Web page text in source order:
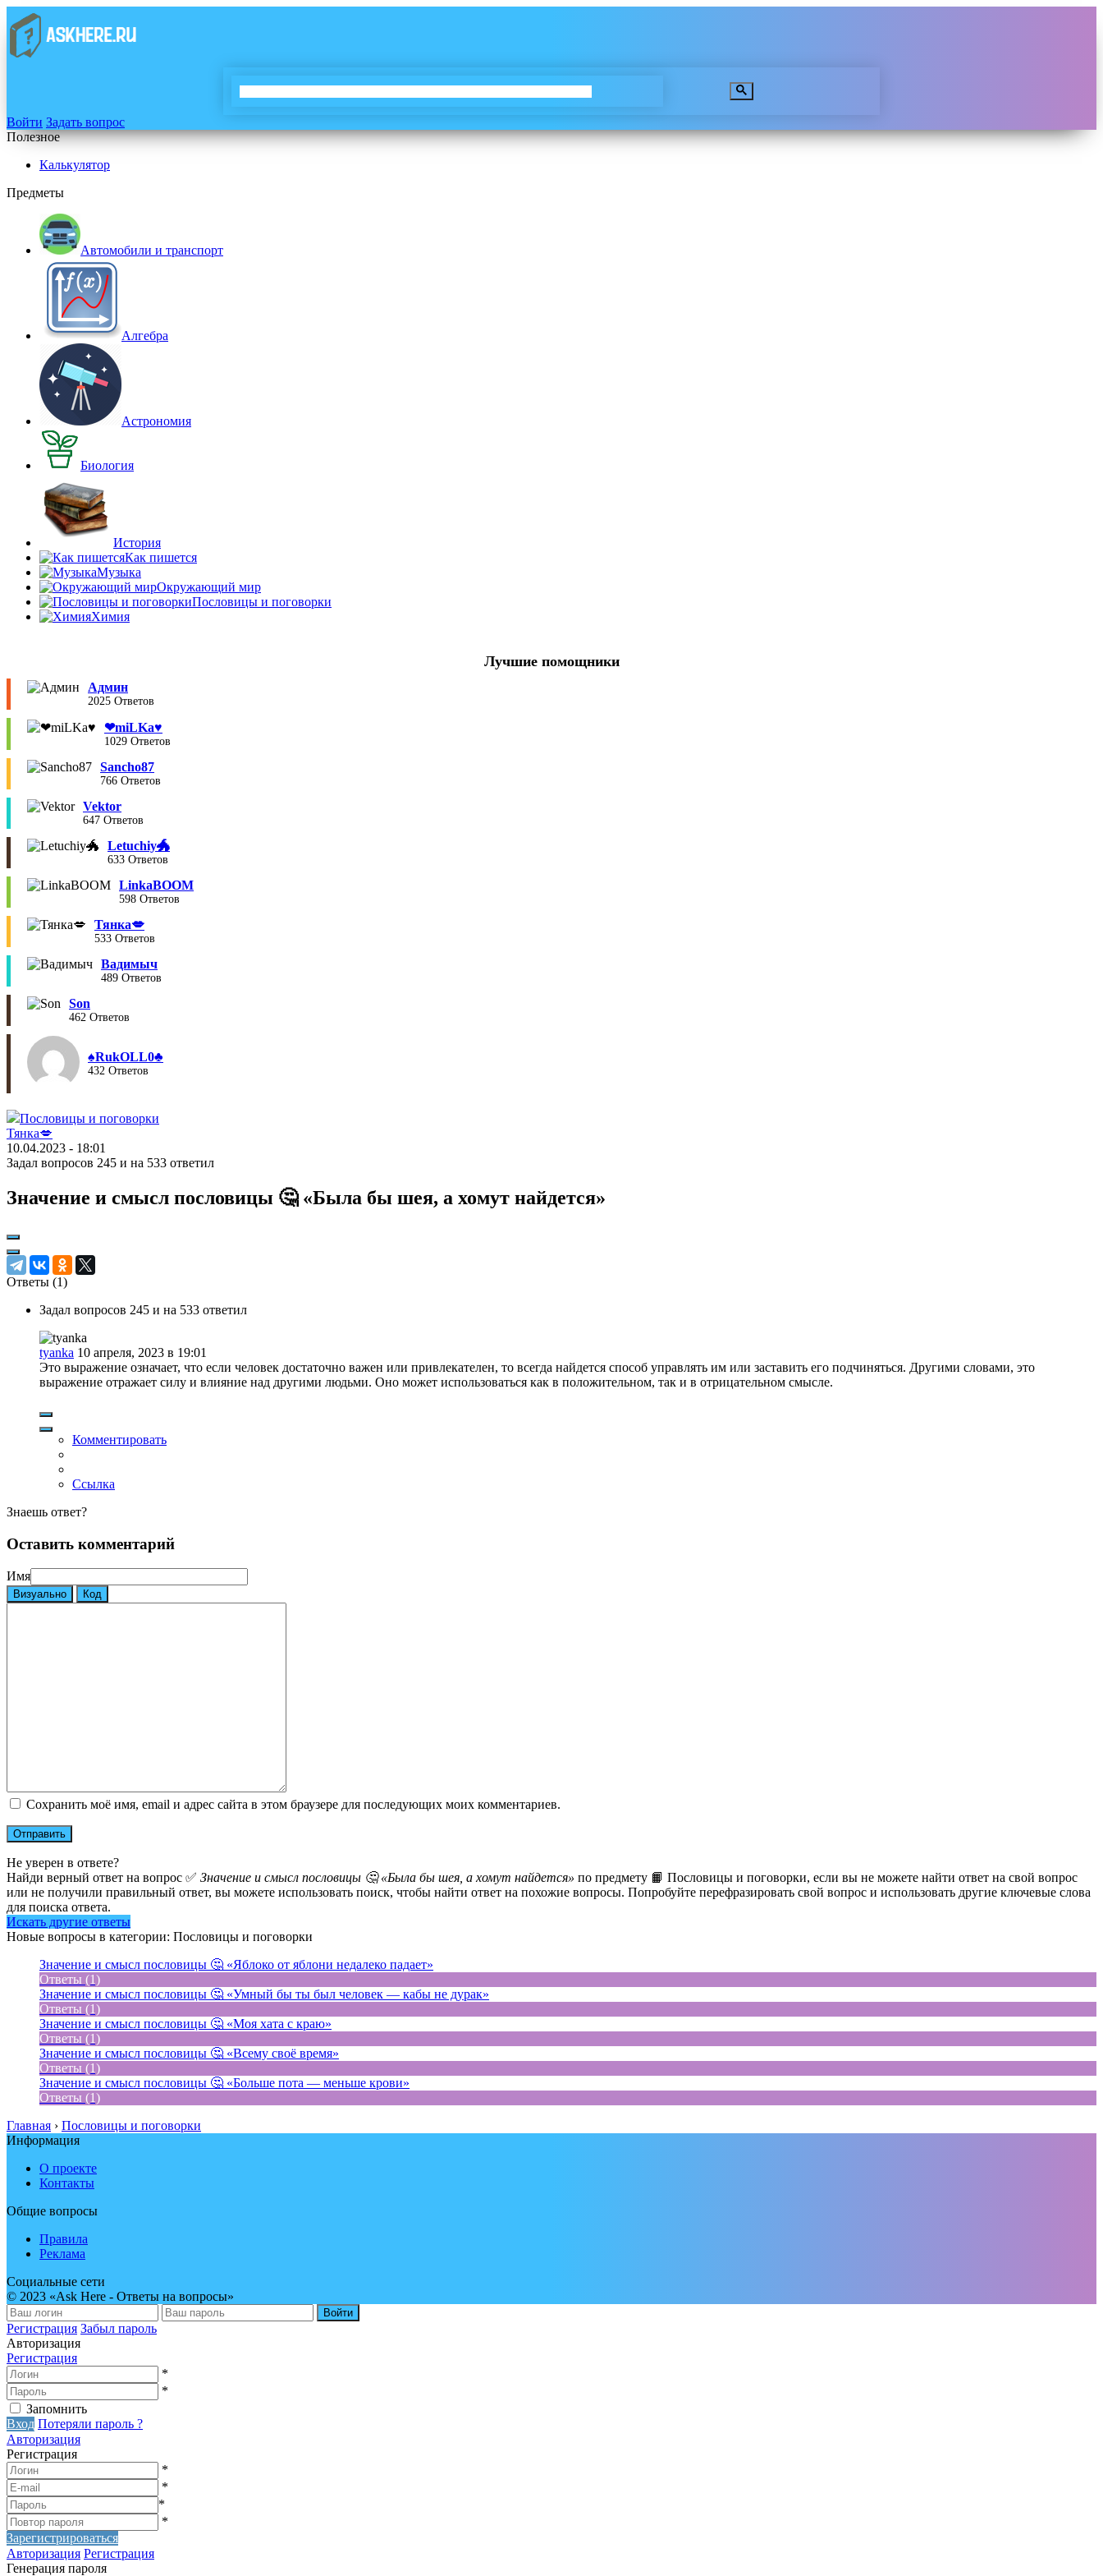
Войти Задать вопрос
Полезное
Калькулятор
Предметы
Автомобили и транспорт
Алгебра
Астрономия
Биология
История
Как пишется
Музыка
Окружающий мир
Пословицы и поговорки
Химия
Лучшие помощники
Админ
2025 Ответов
❤︎miLKa♥︎
1029 Ответов
Sancho87
766 Ответов
Vektor
647 Ответов
Letuchiy🐲
633 Ответов
LinkaBOOM
598 Ответов
Тянка💋
533 Ответов
Вадимыч
489 Ответов
Son
462 Ответов
♠︎RukOLL0♣︎
432 Ответов
Пословицы и поговорки
Тянка💋
10.04.2023 - 18:01
Задал вопросов 245 и на 533 ответил
Значение и смысл пословицы 🤔 «Была бы шея, а хомут найдется»
Ответы (1)
Задал вопросов 245 и на 533 ответил
tyanka 10 апреля, 2023 в 19:01
Это выражение означает, что если человек достаточно важен или привлекателен, то всегда найдется способ управлять им или заставить его подчиняться. Другими словами, это
выражение отражает силу и влияние над другими людьми. Оно может использоваться как в положительном, так и в отрицательном смысле.
Комментировать
Ссылка
Знаешь ответ?
Оставить комментарий
Имя
Визуально Код
Сохранить моё имя, email и адрес сайта в этом браузере для последующих моих комментариев.
Не уверен в ответе?
Найди верный ответ на вопрос ✅ Значение и смысл пословицы 🤔 «Была бы шея, а хомут найдется» по предмету 📙 Пословицы и поговорки, если вы не можете найти ответ на свой вопрос
или не получили правильный ответ, вы можете использовать поиск, чтобы найти ответ на похожие вопросы. Попробуйте перефразировать свой вопрос и использовать другие ключевые слова
для поиска ответа.
Искать другие ответы
Новые вопросы в категории: Пословицы и поговорки
Значение и смысл пословицы 🤔 «Яблоко от яблони недалеко падает»
Ответы (1)
Значение и смысл пословицы 🤔 «Умный бы ты был человек — кабы не дурак»
Ответы (1)
Значение и смысл пословицы 🤔 «Моя хата с краю»
Ответы (1)
Значение и смысл пословицы 🤔 «Всему своё время»
Ответы (1)
Значение и смысл пословицы 🤔 «Больше пота — меньше крови»
Ответы (1)
Главная › Пословицы и поговорки
Информация
О проекте
Контакты
Общие вопросы
Правила
Реклама
Социальные сети
© 2023 «Ask Here - Ответы на вопросы»
Войти
Регистрация Забыл пароль
Авторизация
Регистрация
*
*
Запомнить
Вход Потеряли пароль ?
Авторизация
Регистрация
*
*
*
*
Зарегистрироваться
Авторизация Регистрация
Генерация пароля